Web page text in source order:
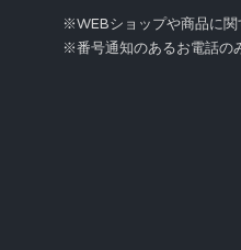
※WEBショップや商品に
※番号通知のあるお電話の